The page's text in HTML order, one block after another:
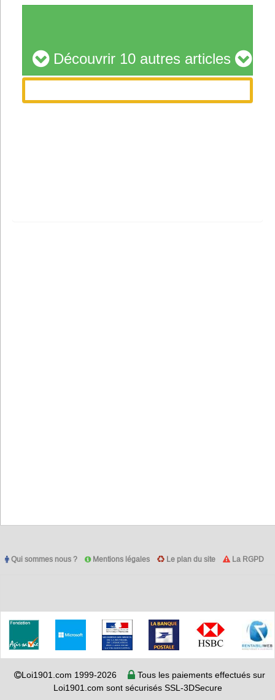
Découvrir 10 autres articles
Qui sommes nous ? Mentions légales Le plan du site La RGPD
Loi1901.com 1999-2026
Tous les paiements effectués sur
Loi1901.com sont sécurisés SSL-3DSecure